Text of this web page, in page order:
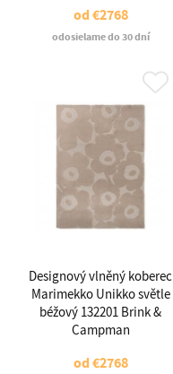
od€2768
odosielame do 30 dní
Designový vlněný koberec
Marimekko Unikko světle
béžový 132201 Brink &
Campman
od€2768